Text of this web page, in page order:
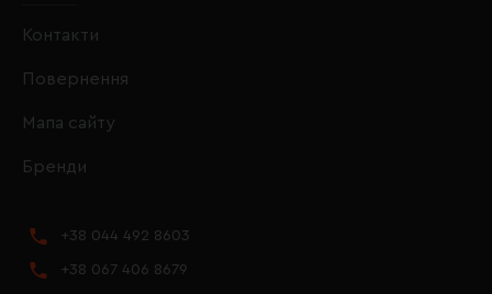
Контакти
Повернення
Мапа сайту
Бренди
+38 044 492 8603
+38 067 406 8679